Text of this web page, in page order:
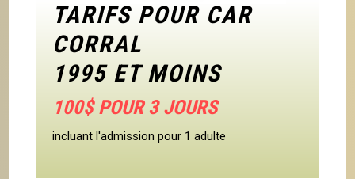
TARIFS POUR CAR
CORRAL
1995 ET MOINS
100$ POUR 3 JOURS
incluant l'admission pour 1 adulte